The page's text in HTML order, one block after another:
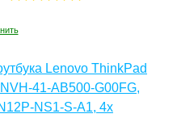
Lenovo ThinkPad
41-AB500-G00FG,
NS1-S-A1, 4x